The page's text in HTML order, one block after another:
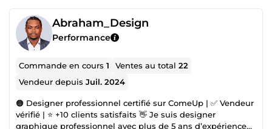
Abraham_Design
Performance
Commande en cours1 Ventes au total22
Vendeur depuisJuil. 2024
🟠 Designer professionnel certifié sur ComeUp | ✅ Vendeur
vérifié | ⭐ +10 clients satisfaits 👋 Je suis designer
graphique professionnel avec plus de 5 ans d’expérience